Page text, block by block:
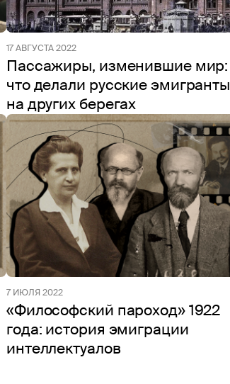
17 АВГУСТА 2022
Пассажиры, изменившие мир:
что делали русские эмигранты
на других берегах
7 ИЮЛЯ 2022
«Философский пароход» 1922
года: история эмиграции
интеллектуалов